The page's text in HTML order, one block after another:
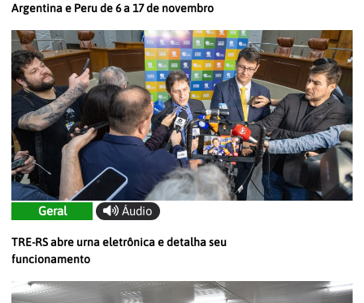
Argentina e Peru de 6 a 17 de novembro
Geral Áudio
TRE-RS abre urna eletrônica e detalha seu
funcionamento